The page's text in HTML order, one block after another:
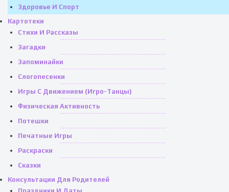
Здоровье И Спорт
Картотеки
Стихи И Рассказы
Загадки
Запоминайки
Слогопесенки
Игры С Движением (игро-Танцы)
Физическая Активность
Потешки
Печатные Игры
Раскраски
Сказки
Консультации Для Родителей